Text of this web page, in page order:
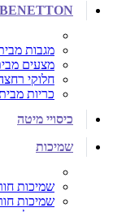
מגבות
מצעים
חלוקי
כריות
כיסויי מיטה
שמיכות
שמיכות
שמיכות